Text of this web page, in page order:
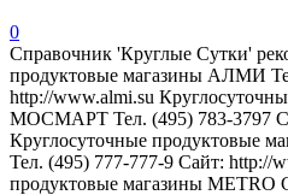
0
Справочник 'Круглые Сутки'
продуктовые магазины АЛМИ
http://www.almi.su
МОСМАРТ Тел. (495) 783-3797
Круглосуточные продуктовые
Тел. (495) 777-777-9 Сайт: http://
продуктовые магазины METRO